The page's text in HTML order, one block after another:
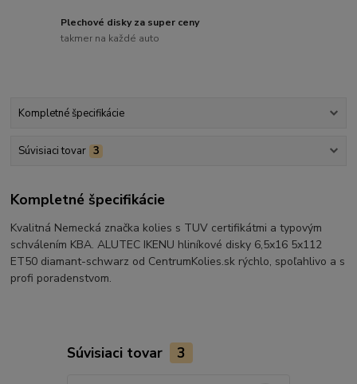
Plechové disky za super ceny
takmer na každé auto
Kompletné špecifikácie
Súvisiaci tovar 3
Kompletné špecifikácie
Kvalitná Nemecká značka kolies s TUV certifikátmi a typovým
schválením KBA. ALUTEC IKENU hliníkové disky 6,5x16 5x112
ET50 diamant-schwarz od CentrumKolies.sk rýchlo, spoľahlivo a s
profi poradenstvom.
Súvisiaci tovar 3